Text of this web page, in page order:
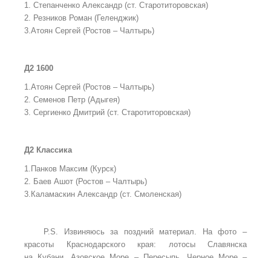
1. Степанченко Александр (ст. Старотиторовская)
2. Резников Роман (Геленджик)
3.Атоян Сергей (Ростов – Чалтырь)
Д2 1600
1.Атоян Сергей (Ростов – Чалтырь)
2. Семенов Петр (Адыгея)
3. Сергиенко Дмитрий (ст. Старотиторовская)
Д2 Классика
1.Панков Максим (Курск)
2. Баев Ашот (Ростов – Чалтырь)
3.Каламаскин Александр (ст. Смоленская)
P.S. Извиняюсь за поздний материал. На фото –
красоты Краснодарского края: лотосы Славянска